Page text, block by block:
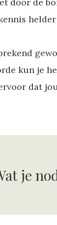
kun je
dat
je